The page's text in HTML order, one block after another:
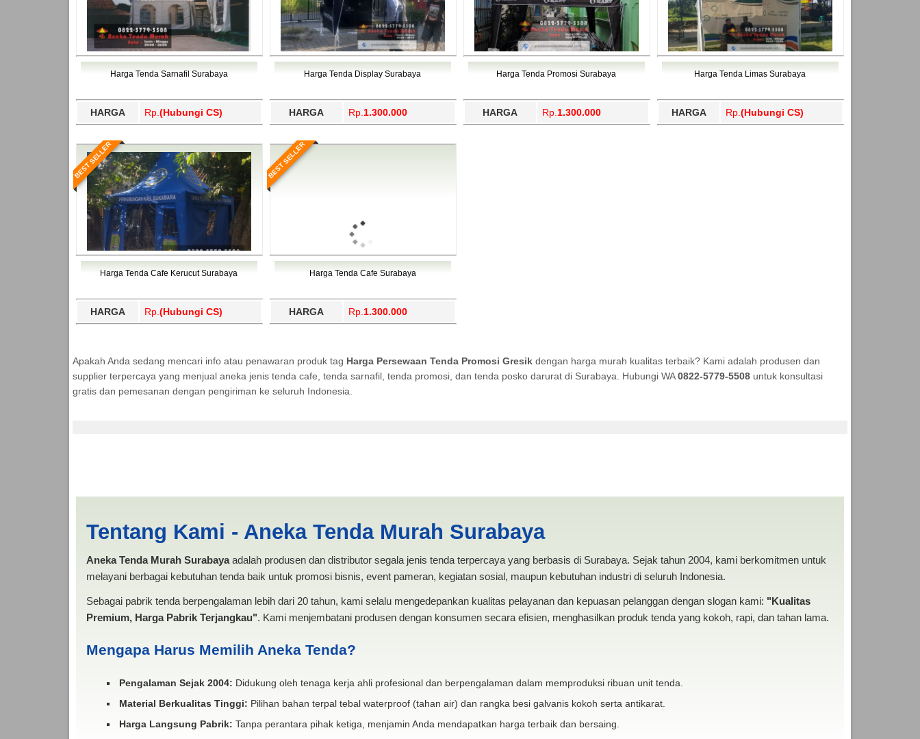
Harga Tenda Sarnafil Surabaya
HARGA Rp. (Hubungi CS)
Harga Tenda Display Surabaya
HARGA Rp. 1.300.000
Harga Tenda Promosi Surabaya
HARGA Rp. 1.300.000
Harga Tenda Limas Surabaya
HARGA Rp. (Hubungi CS)
BEST SELLER
Harga Tenda Cafe Kerucut Surabaya
HARGA Rp. (Hubungi CS)
BEST SELLER
Harga Tenda Cafe Surabaya
HARGA Rp. 1.300.000
Apakah Anda sedang mencari info atau penawaran produk tag Harga Persewaan Tenda Promosi Gresikdengan harga murah kualitas terbaik? Kami adalah produsen dan
supplier terpercaya yang menjual aneka jenis tenda cafe, tenda sarnafil, tenda promosi, dan tenda posko darurat di Surabaya. Hubungi WA0822-5779-5508untuk konsultasi
gratis dan pemesanan dengan pengiriman ke seluruh Indonesia.
Tentang Kami - Aneka Tenda Murah Surabaya
Aneka Tenda Murah Surabayaadalah produsen dan distributor segala jenis tenda terpercaya yang berbasis di Surabaya. Sejak tahun 2004, kami berkomitmen untuk
melayani berbagai kebutuhan tenda baik untuk promosi bisnis, event pameran, kegiatan sosial, maupun kebutuhan industri di seluruh Indonesia.
Sebagai pabrik tenda berpengalaman lebih dari 20 tahun, kami selalu mengedepankan kualitas pelayanan dan kepuasan pelanggan dengan slogan kami: "Kualitas
Premium, Harga Pabrik Terjangkau". Kami menjembatani produsen dengan konsumen secara efisien, menghasilkan produk tenda yang kokoh, rapi, dan tahan lama.
Mengapa Harus Memilih Aneka Tenda?
Pengalaman Sejak 2004: Didukung oleh tenaga kerja ahli profesional dan berpengalaman dalam memproduksi ribuan unit tenda.
Material Berkualitas Tinggi: Pilihan bahan terpal tebal waterproof (tahan air) dan rangka besi galvanis kokoh serta antikarat.
Harga Langsung Pabrik: Tanpa perantara pihak ketiga, menjamin Anda mendapatkan harga terbaik dan bersaing.